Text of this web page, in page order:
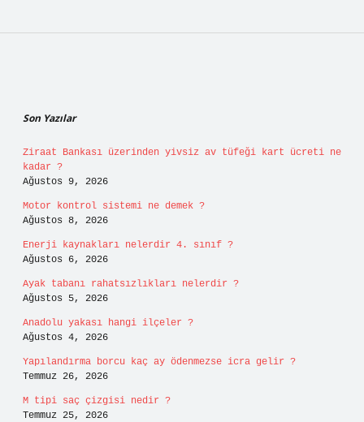
Son Yazılar
Ziraat Bankası üzerinden yivsiz av tüfeği kart ücreti ne
kadar ?
Ağustos 9, 2026
Motor kontrol sistemi ne demek ?
Ağustos 8, 2026
Enerji kaynakları nelerdir 4. sınıf ?
Ağustos 6, 2026
Ayak tabanı rahatsızlıkları nelerdir ?
Ağustos 5, 2026
Anadolu yakası hangi ilçeler ?
Ağustos 4, 2026
Yapılandırma borcu kaç ay ödenmezse icra gelir ?
Temmuz 26, 2026
M tipi saç çizgisi nedir ?
Temmuz 25, 2026